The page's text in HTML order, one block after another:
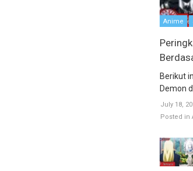
Anime
Berikut
Demon
July 18,
Posted in